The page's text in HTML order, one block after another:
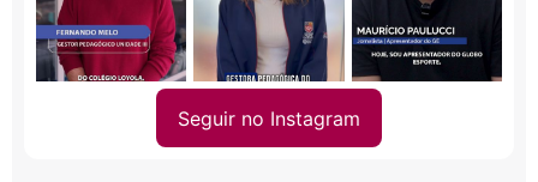
Seguir no Instagram